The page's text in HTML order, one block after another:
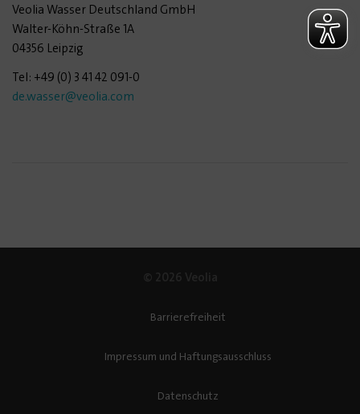
Veolia Wasser Deutschland GmbH
Walter-Köhn-Straße 1A
04356 Leipzig
Tel: +49 (0) 3 41 42 091-0
de.wasser@veolia.com
Barrierefreiheit
Impressum und Haftungsausschluss
Datenschutz